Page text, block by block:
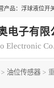
电子有限
Electronic
> 油位传感器 >